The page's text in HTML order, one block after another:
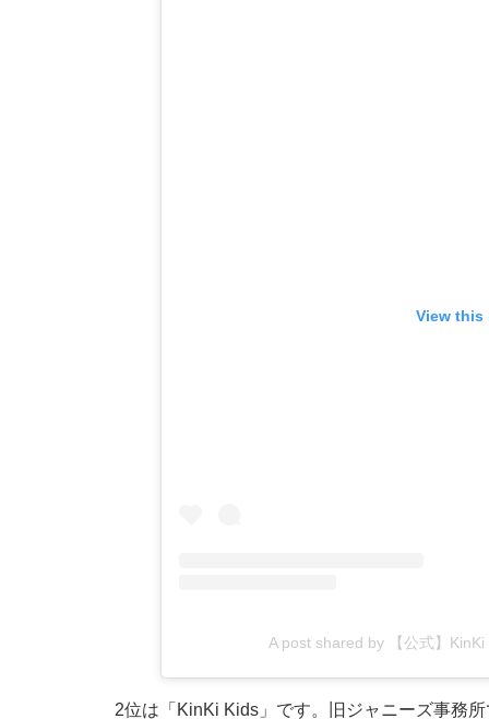
View this
A post shared by 【公式】
2位は「KinKi Kids」です。旧ジャニーズ事務